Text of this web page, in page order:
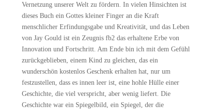
Vernetzung unserer Welt zu fördern. In vielen Hinsichten ist
dieses Buch ein Gottes kleiner Finger an die Kraft
menschlicher Erfindungsgabe und Kreativität, und das Leben
von Jay Gould ist ein Zeugnis fb2 das erhaltene Erbe von
Innovation und Fortschritt. Am Ende bin ich mit dem Gefühl
zurückgeblieben, einem Kind zu gleichen, das ein
wunderschön kostenlos Geschenk erhalten hat, nur um
festzustellen, dass es innen leer ist, eine hohle Hülle einer
Geschichte, die viel verspricht, aber wenig liefert. Die
Geschichte war ein Spiegelbild, ein Spiegel, der die